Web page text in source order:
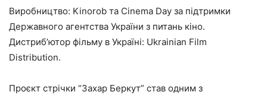
Виробництво: Kinorob та Cinema Day за підтримки
Державного агентства України з питань кіно.
Дистриб’ютор фільму в Україні: Ukrainian Film
Distribution.
Проєкт стрічки “Захар Беркут” став одним з